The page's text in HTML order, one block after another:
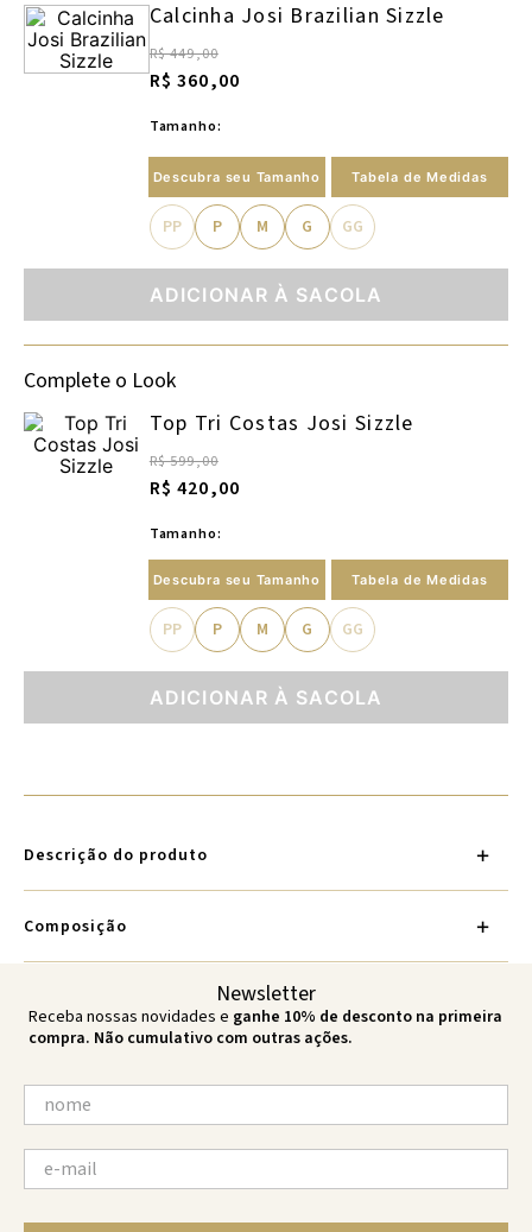
Calcinha Josi Brazilian Sizzle
R$ 449,00
R$ 360,00
Tamanho:
Descubra seu Tamanho Tabela de Medidas
PP P M G GG
ADICIONAR À SACOLA
Complete o Look
Top Tri Costas Josi Sizzle
R$ 599,00
R$ 420,00
Tamanho:
Descubra seu Tamanho Tabela de Medidas
PP P M G GG
ADICIONAR À SACOLA
Descrição do produto
Composição
Newsletter
Receba nossas novidades e ganhe 10% de desconto na primeira
compra. Não cumulativo com outras ações.